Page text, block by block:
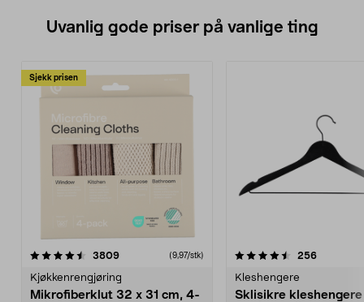
Uvanlig gode priser på vanlige ting
Sjekk prisen
3809anmeldelser(9,97/stk)
Kjøkkenrengjøring
Mikrofiberklut 32 x 31 cm, 4-
4.5av 5 stjerner 256
Kleshengere
Sklisikre
4.5av 5 stjerner